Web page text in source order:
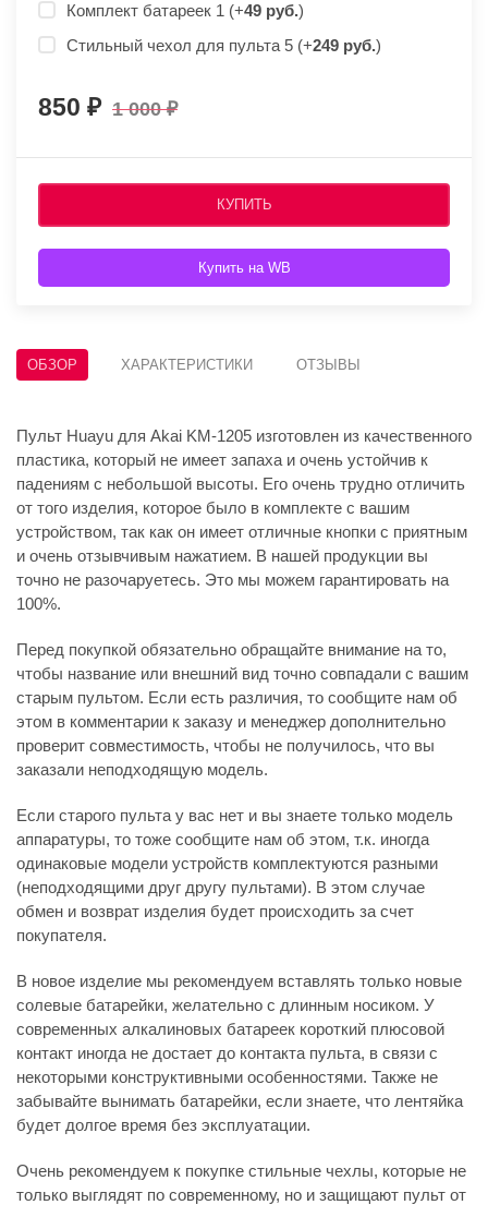
Комплект батареек 1 (+49 руб.)
Стильный чехол для пульта 5 (+249 руб.)
850 1 000
КУПИТЬ
Купить на WB
ОБЗОР ХАРАКТЕРИСТИКИ ОТЗЫВЫ
Пульт Huayu для Akai KM-1205 изготовлен из качественного
пластика, который не имеет запаха и очень устойчив к
падениям с небольшой высоты. Его очень трудно отличить
от того изделия, которое было в комплекте с вашим
устройством, так как он имеет отличные кнопки с приятным
и очень отзывчивым нажатием. В нашей продукции вы
точно не разочаруетесь. Это мы можем гарантировать на
100%.
Перед покупкой обязательно обращайте внимание на то,
чтобы название или внешний вид точно совпадали с вашим
старым пультом. Если есть различия, то сообщите нам об
этом в комментарии к заказу и менеджер дополнительно
проверит совместимость, чтобы не получилось, что вы
заказали неподходящую модель.
Если старого пульта у вас нет и вы знаете только модель
аппаратуры, то тоже сообщите нам об этом, т.к. иногда
одинаковые модели устройств комплектуются разными
(неподходящими друг другу пультами). В этом случае
обмен и возврат изделия будет происходить за счет
покупателя.
В новое изделие мы рекомендуем вставлять только новые
солевые батарейки, желательно с длинным носиком. У
современных алкалиновых батареек короткий плюсовой
контакт иногда не достает до контакта пульта, в связи с
некоторыми конструктивными особенностями. Также не
забывайте вынимать батарейки, если знаете, что лентяйка
будет долгое время без эксплуатации.
Очень рекомендуем к покупке стильные чехлы, которые не
только выглядят по современному, но и защищают пульт от